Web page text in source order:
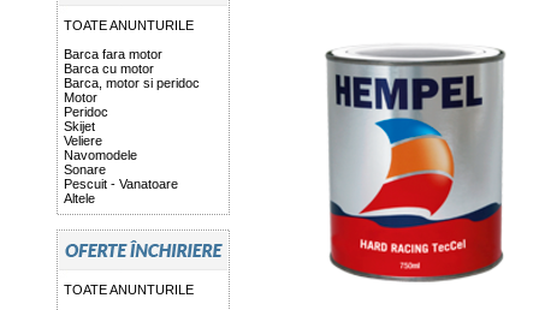
TOATE ANUNTURILE
Barca fara motor
Barca cu motor
Barca, motor si peridoc
Motor
Peridoc
Skijet
Veliere
Navomodele
Sonare
Pescuit - Vanatoare
Altele
TOATE ANUNTURILE